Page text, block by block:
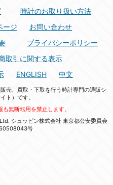
時計のお取り扱い方法
ージ
お問い合わせ
プライバシーポリシー
取引に関する表示
ENGLISH 中文
売、買取・下取を行う時計専門の通販シ
ト）です。
無断転用を禁止します。
シュッピン株式会社 東京都公安委員会
号